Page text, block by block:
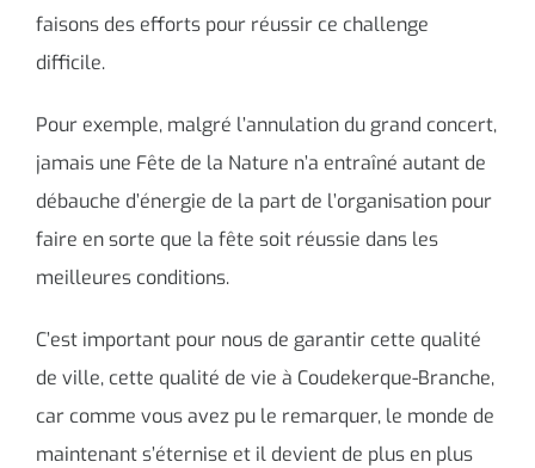
faisons des efforts pour réussir ce challenge
difficile.
Pour exemple, malgré l’annulation du grand concert,
jamais une Fête de la Nature n’a entraîné autant de
débauche d’énergie de la part de l’organisation pour
faire en sorte que la fête soit réussie dans les
meilleures conditions.
C’est important pour nous de garantir cette qualité
de ville, cette qualité de vie à Coudekerque-Branche,
car comme vous avez pu le remarquer, le monde de
maintenant s’éternise et il devient de plus en plus